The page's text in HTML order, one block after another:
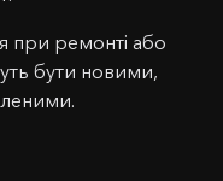
при ремонті або
бути новими,
$на